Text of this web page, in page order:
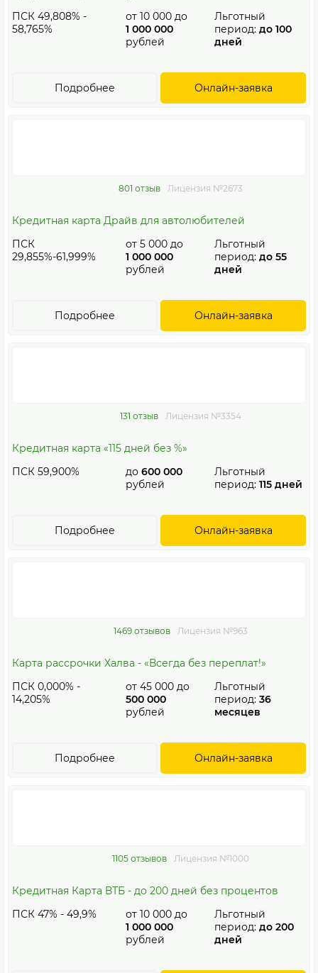
ПСК 49,808% -
58,765%
от 10 000 до
1 000 000
рублей
Льготный
период: до 100
дней
Онлайн-заявка
Подробнее
801 отзыв Лицензия №2673
Кредитная карта Драйв для автолюбителей
ПСК
29,855%-61,999%
от 5 000 до
1 000 000
рублей
Льготный
период: до 55
дней
Онлайн-заявка
Подробнее
131 отзыв Лицензия №3354
Кредитная карта «115 дней без %»
ПСК 59,900%
до 600 000
рублей
Льготный
период: 115 дней
Онлайн-заявка
Подробнее
1469 отзывов Лицензия №963
Карта рассрочки Халва - «Всегда без переплат!»
ПСК 0,000% -
14,205%
от 45 000 до
500 000
рублей
Льготный
период: 36
месяцев
Онлайн-заявка
Подробнее
1105 отзывов Лицензия №1000
Кредитная Карта ВТБ - до 200 дней без процентов
ПСК 47% - 49,9%
от 10 000 до
1 000 000
рублей
Льготный
период: до 200
дней